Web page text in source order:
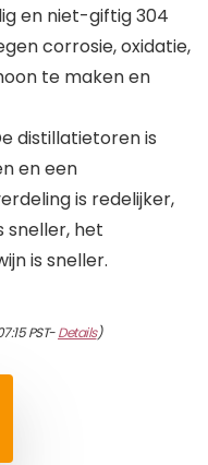
en niet-giftig 304
corrosie, oxidatie,
te maken en
distillatietoren is
en een
is redelijker,
sneller, het
is sneller.
PST-Details)